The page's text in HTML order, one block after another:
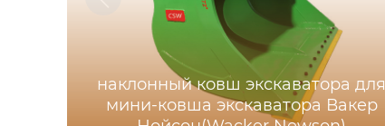
наклонный ковш экскаватора для
мини-ковша экскаватора Вакер